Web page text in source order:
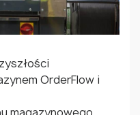
OrderFlow i